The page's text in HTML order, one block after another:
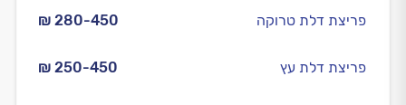
₪ 280-450 פריצת דלת טרוקה
₪ 250-450 פריצת דלת עץ